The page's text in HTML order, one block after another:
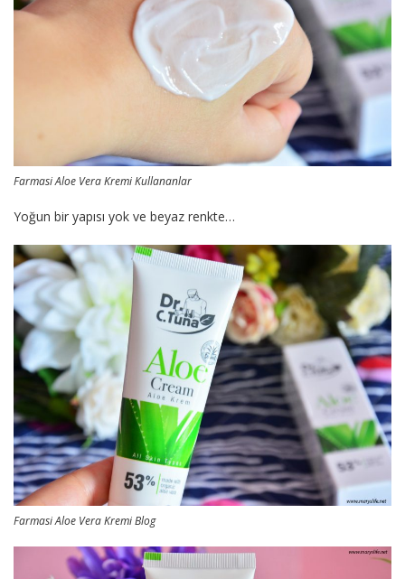
Farmasi Aloe Vera Kremi Kullananlar
Yoğun bir yapısı yok ve beyaz renkte…
Farmasi Aloe Vera Kremi Blog